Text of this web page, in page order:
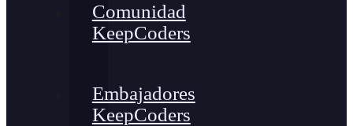
Comunidad
KeepCoders
Embajadores
KeepCoders